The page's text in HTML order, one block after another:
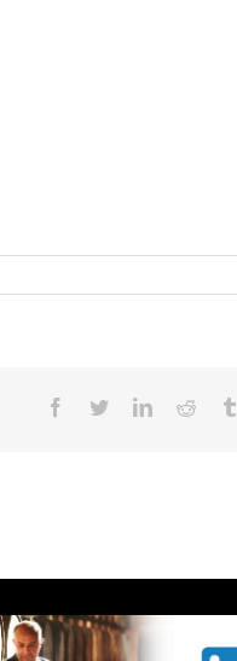
Facebook
TwitterLinkedinReddit